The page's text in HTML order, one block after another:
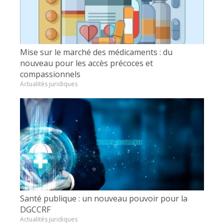
Mise sur le marché des médicaments : du
nouveau pour les accès précoces et
compassionnels
Actualités juridiques
Santé publique : un nouveau pouvoir pour la
DGCCRF
Actualités juridiques